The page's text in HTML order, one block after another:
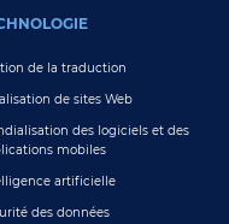
de la traduction
de sites Web
des logiciels et des
mobiles
artificielle
des données